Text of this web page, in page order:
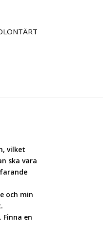
vilket
ska vara
och min
en